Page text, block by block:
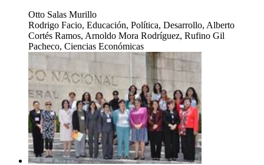
Otto Salas Murillo
Rodrigo Facio, Educación, Política, Desarrollo, Alberto
Cortés Ramos, Arnoldo Mora Rodríguez, Rufino Gil
Pacheco, Ciencias Económicas